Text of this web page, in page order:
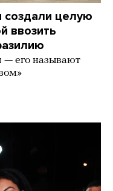
создали целую
ввозить
— его называют